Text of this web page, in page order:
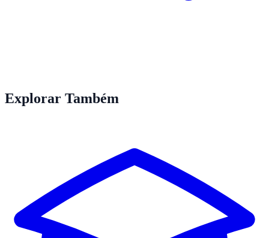
Explorar Também